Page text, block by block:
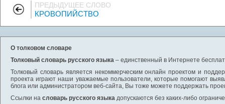
ПРЕДЫДУЩЕЕ СЛОВО
КРОВОПИЙСТВО
О толковом словаре
Толковый словарь русского языка – единственный в Интернете
Толковый словарь является некоммерческим онлайн проектом и
проекта играют наши уважаемые пользователи, которые помогают
блога или администратором веб-сайта, Вы тоже можете поддержать
Ссылки на словарь русского языка допускаются без каких-либо